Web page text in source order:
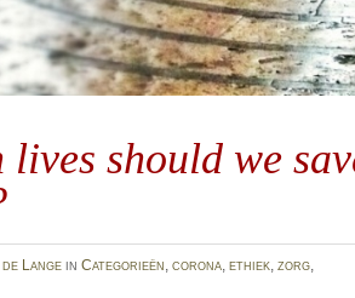
lives should we
Langein Categorieën, corona, ethiek, zorg,